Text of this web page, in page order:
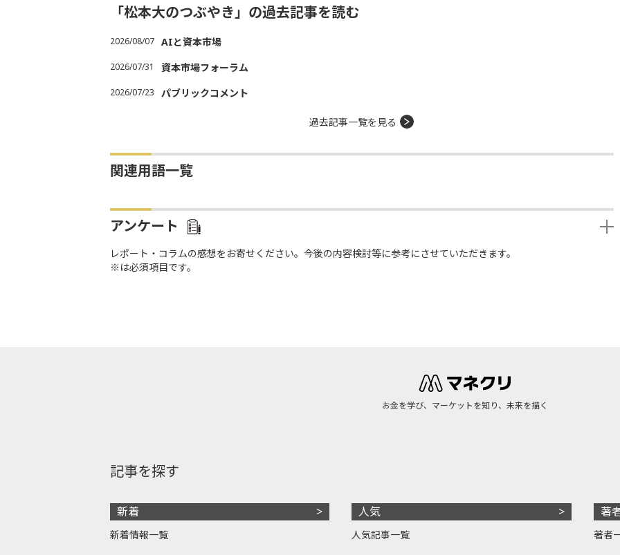
「松本大のつぶやき」の過去記事を読む
2026/08/07 AIと資本市場
2026/07/31 資本市場フォーラム
2026/07/23 パブリックコメント
過去記事一覧を見る
関連用語一覧
アンケート
レポート・コラムの感想をお寄せください。今後の内容検討等に参考にさせていただきます。
※は必須項目です。
お金を学び、マーケットを知り、未来を描く
記事を探す
新着
新着情報一覧
人気
人気記事一覧
著
著者